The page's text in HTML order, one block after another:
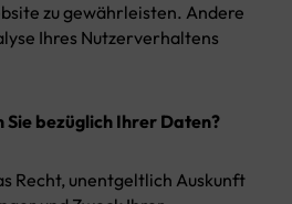
zu gewährleisten. Andere
Ihres Nutzerverhaltens
Sie bezüglich Ihrer Daten?
Recht, unentgeltlich Auskunft